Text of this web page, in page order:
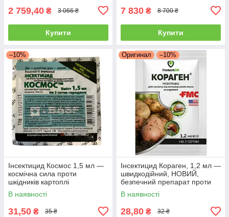
2 759,40 ₴ 3 066 ₴
Купити
7 830 ₴ 8 700 ₴
Купити
–10%
Інсектицид Космос 1,5 мл —
космічна сила проти
шкідників картоплі
(колорадський жук, дрот, тля)
В наявності
31,50 ₴ 35 ₴
Оригинал –10%
Інсектицид Кораген, 1,2 мл —
швидкодійний, НОВИЙ,
безпечний препарат проти
плодорубки та коларадського
жука
В наявності
28,80 ₴ 32 ₴